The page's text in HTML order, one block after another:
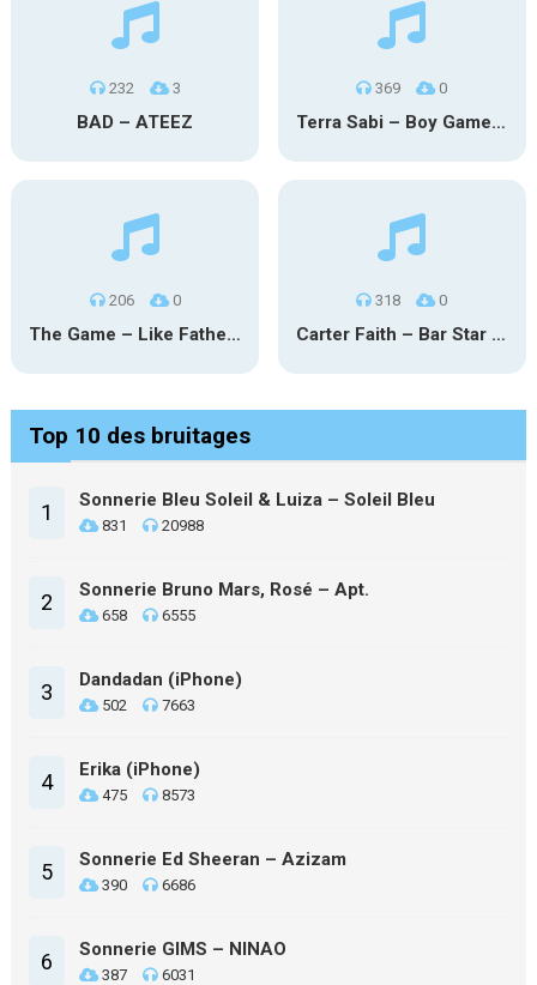
232 3
BAD – ATEEZ
369 0
Terra Sabi – Boy Game X Marcia Cruz
206 0
The Game – Like Father Like Daughter
318 0
Carter Faith – Bar Star Vevo
Top 10 des bruitages
1 Sonnerie Bleu Soleil & Luiza – Soleil Bleu
831 20988
2 Sonnerie Bruno Mars, Rosé – Apt.
658 6555
3 Dandadan (iPhone)
502 7663
4 Erika (iPhone)
475 8573
5 Sonnerie Ed Sheeran – Azizam
390 6686
6 Sonnerie GIMS – NINAO
387 6031